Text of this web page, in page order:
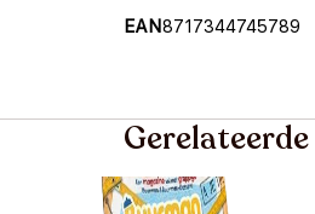
EAN8717344745789